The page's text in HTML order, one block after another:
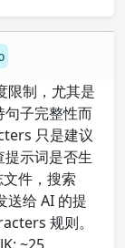
限制，尤其是
句子完整性而
只是建议
示词是否生
件，搜索
送给 AI 的提
规则。